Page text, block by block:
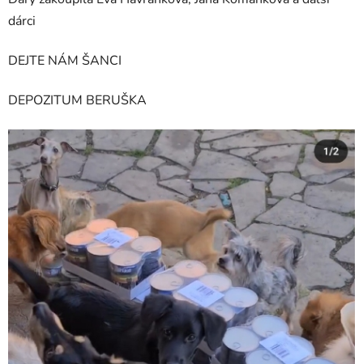
dárci
DEJTE NÁM ŠANCI
DEPOZITUM BERUŠKA